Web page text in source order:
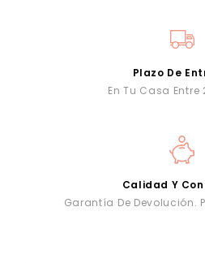
Plazo De
En Tu Casa Entre
Calidad Y
Garantía De Devolución.